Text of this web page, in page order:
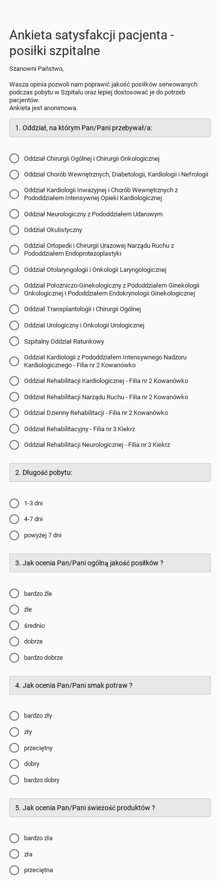
Ankieta satysfakcji pacjenta -
posiłki szpitalne
Szanowni Państwo,
Wasza opinia pozwoli nam poprawić jakość posiłków serwowanych
podczas pobytu w Szpitalu oraz lepiej dostosować je do potrzeb
pacjentów.
Ankieta jest anonimowa.
1. Oddział, na którym Pan/Pani przebywał/a:
Oddział Chirurgii Ogólnej i Chirurgii Onkologicznej
Oddział Chorób Wewnętrznych, Diabetologii, Kardiologii i Nefrologii
Oddział Kardiologii Inwazyjnej i Chorób Wewnętrznych z
Pododdziałem Intensywnej Opieki Kardiologicznej
Oddział Neurologiczny z Pododdziałem Udarowym
Oddział Okulistyczny
Oddział Ortopedii i Chirurgii Urazowej Narządu Ruchu z
Pododdziałem Endoprotezoplastyki
Oddział Otolaryngologii i Onkologii Laryngologicznej
Oddział Położniczo-Ginekologiczny z Pododdziałem Ginekologii
Onkologicznej i Pododdziałem Endokrynologii Ginekologicznej
Oddział Transplantologii i Chirurgii Ogólnej
Oddział Urologiczny i Onkologii Urologicznej
Szpitalny Oddział Ratunkowy
Oddział Kardiologii z Pododdziałem Intensywnego Nadzoru
Kardiologicznego - Filia nr 2 Kowanówko
Oddział Rehabilitacji Kardiologicznej - Filia nr 2 Kowanówko
Oddział Rehabilitacji Narządu Ruchu - Filia nr 2 Kowanówko
Oddział Dzienny Rehabilitacji - Filia nr 2 Kowanówko
Oddział Rehabilitacyjny - Filia nr 3 Kiekrz
Oddział Rehabilitacji Neurologicznej - Filia nr 3 Kiekrz
2. Długość pobytu:
1-3 dni
4-7 dni
powyżej 7 dni
3. Jak ocenia Pan/Pani ogólną jakość posiłków ?
bardzo źle
źle
średnio
dobrze
bardzo dobrze
4. Jak ocenia Pan/Pani smak potraw ?
bardzo zły
zły
przeciętny
dobry
bardzo dobry
5. Jak ocenia Pan/Pani świeżość produktów ?
bardzo zła
zła
przeciętna